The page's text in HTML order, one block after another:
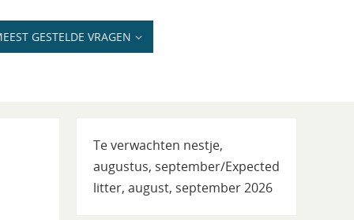
GESTELDE VRAGEN
Te verwachten nestje,
augustus, september/Expected
litter, august, september 2026